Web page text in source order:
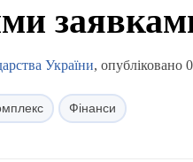
України, опубліковано
Фінанси